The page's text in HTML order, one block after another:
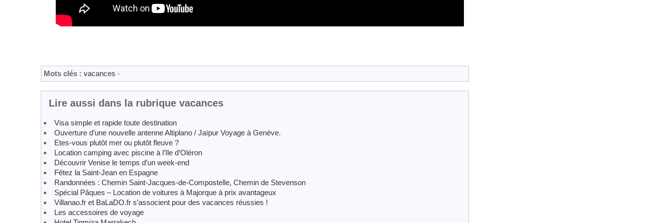
Mots clés : vacances -
Lire aussi dans la rubrique vacances
Visa simple et rapide toute destination
Ouverture d’une nouvelle antenne Altiplano / Jaïpur Voyage à Genève.
Etes-vous plutôt mer ou plutôt fleuve ?
Location camping avec piscine à l’Ile d’Oléron
Découvrir Venise le temps d’un week-end
Fêtez la Saint-Jean en Espagne
Randonnées : Chemin Saint-Jacques-de-Compostelle, Chemin de Stevenson
Spécial Pâques – Location de voitures à Majorque à prix avantageux
Villanao.fr et BaLaDO.fr s’associent pour des vacances réussies !
Les accessoires de voyage